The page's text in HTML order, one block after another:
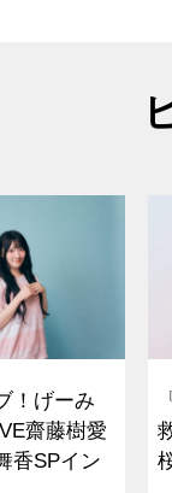
！げーみ
齋藤樹愛
香SPイン